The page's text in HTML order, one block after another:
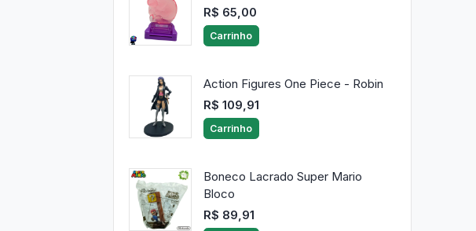
R$ 65,00
Carrinho
Action Figures One Piece - Robin
R$ 109,91
Carrinho
Boneco Lacrado Super Mario
Bloco
R$ 89,91